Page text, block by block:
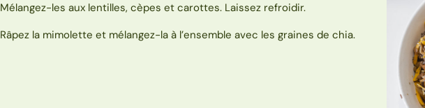
Mélangez-les aux lentilles, cèpes et carottes. Laissez refroidir.
Râpez la mimolette et mélangez-la à l’ensemble avec les graines de chia.